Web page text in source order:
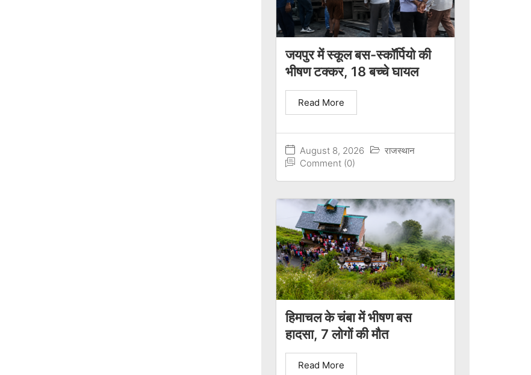
जयपुर में स्कूल बस-स्कॉर्पियो की
भीषण टक्कर, 18 बच्चे घायल
August 8, 2026
राजस्थान
Comment (0)
Read More
हिमाचल के चंबा में भीषण बस
हादसा, 7 लोगों की मौत
Read More